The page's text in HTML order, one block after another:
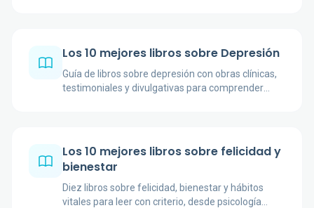
Los 10 mejores libros sobre Depresión
Guía de libros sobre depresión con obras clínicas,
testimoniales y divulgativas para comprender
Los 10 mejores libros sobre felicidad y
bienestar
Diez libros sobre felicidad, bienestar y hábitos
vitales para leer con criterio, desde psicología